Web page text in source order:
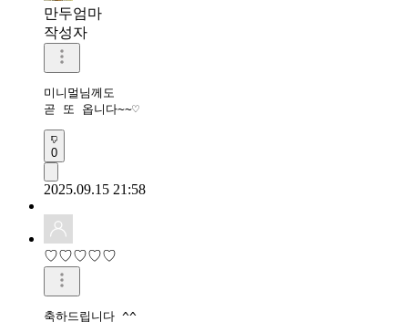
만두엄마
작성자
미니멀님께도
곧 또 옵니다~~♡
0
2025.09.15 21:58
♡♡♡♡♡
축하드립니다 ^^